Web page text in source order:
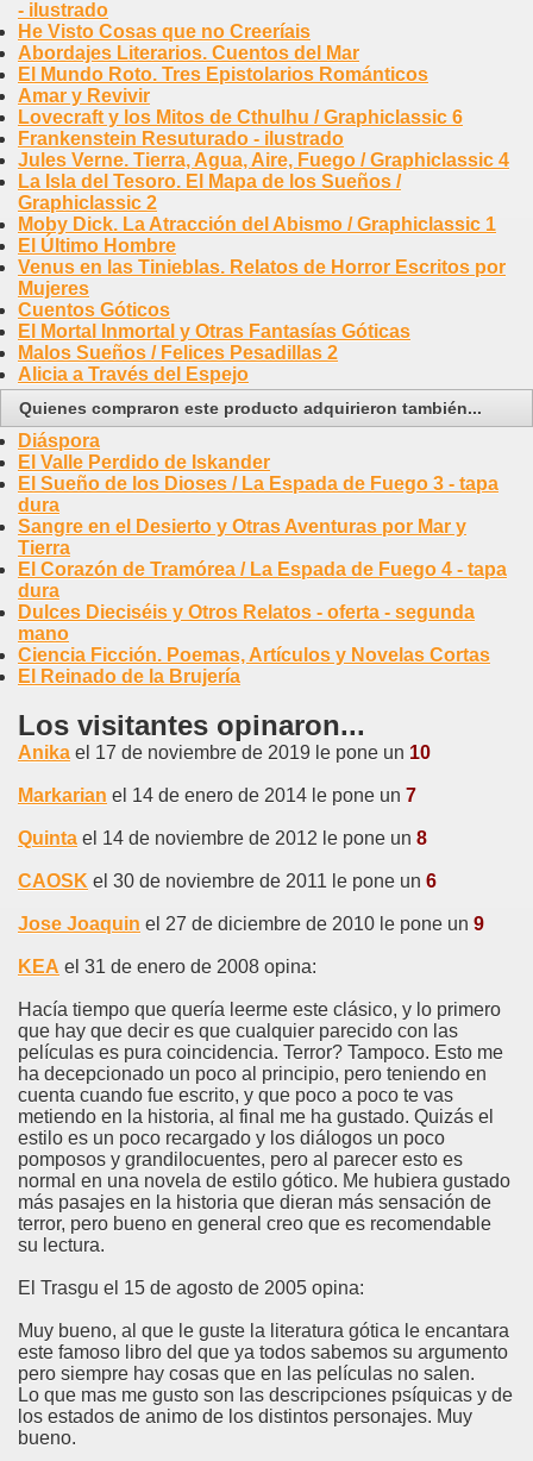
- ilustrado
He Visto Cosas que no Creeríais
Abordajes Literarios. Cuentos del Mar
El Mundo Roto. Tres Epistolarios Románticos
Amar y Revivir
Lovecraft y los Mitos de Cthulhu / Graphiclassic 6
Frankenstein Resuturado - ilustrado
Jules Verne. Tierra, Agua, Aire, Fuego / Graphiclassic 4
La Isla del Tesoro. El Mapa de los Sueños /
Graphiclassic 2
Moby Dick. La Atracción del Abismo / Graphiclassic 1
El Último Hombre
Venus en las Tinieblas. Relatos de Horror Escritos por
Mujeres
Cuentos Góticos
El Mortal Inmortal y Otras Fantasías Góticas
Malos Sueños / Felices Pesadillas 2
Alicia a Través del Espejo
Quienes compraron este producto adquirieron también...
Diáspora
El Valle Perdido de Iskander
El Sueño de los Dioses / La Espada de Fuego 3 - tapa
dura
Sangre en el Desierto y Otras Aventuras por Mar y
Tierra
El Corazón de Tramórea / La Espada de Fuego 4 - tapa
dura
Dulces Dieciséis y Otros Relatos - oferta - segunda
mano
Ciencia Ficción. Poemas, Artículos y Novelas Cortas
El Reinado de la Brujería
Los visitantes opinaron...
Anika el 17 de noviembre de 2019 le pone un 10
Markarian el 14 de enero de 2014 le pone un 7
Quinta el 14 de noviembre de 2012 le pone un 8
CAOSK el 30 de noviembre de 2011 le pone un 6
Jose Joaquin el 27 de diciembre de 2010 le pone un 9
KEA el 31 de enero de 2008 opina:
Hacía tiempo que quería leerme este clásico, y lo primero
que hay que decir es que cualquier parecido con las
películas es pura coincidencia. Terror? Tampoco. Esto me
ha decepcionado un poco al principio, pero teniendo en
cuenta cuando fue escrito, y que poco a poco te vas
metiendo en la historia, al final me ha gustado. Quizás el
estilo es un poco recargado y los diálogos un poco
pomposos y grandilocuentes, pero al parecer esto es
normal en una novela de estilo gótico. Me hubiera gustado
más pasajes en la historia que dieran más sensación de
terror, pero bueno en general creo que es recomendable
su lectura.
El Trasgu el 15 de agosto de 2005 opina:
Muy bueno, al que le guste la literatura gótica le encantara
este famoso libro del que ya todos sabemos su argumento
pero siempre hay cosas que en las películas no salen.
Lo que mas me gusto son las descripciones psíquicas y de
los estados de animo de los distintos personajes. Muy
bueno.